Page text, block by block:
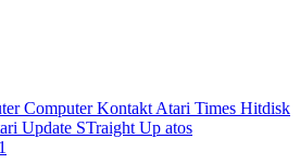
Computer Kontakt Atari Times Hitdisk
Update STraight Up atos